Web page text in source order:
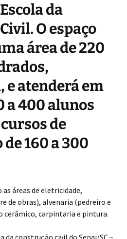
da
O espaço
área de 220
e atenderá em
a 400 alunos
de
160 a 300
áreas de eletricidade,
de obras), alvenaria (pedreiro e
cerâmico, carpintaria e pintura.
da construção civil do Senai/SC –